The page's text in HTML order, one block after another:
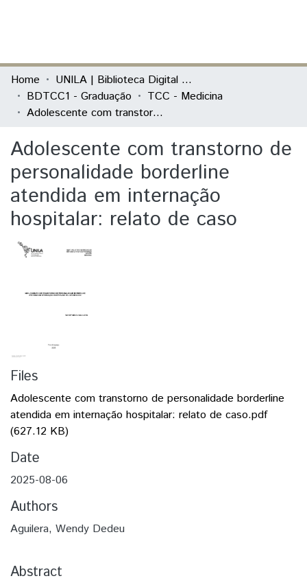
Communities & Collections
All of DSpace
Home
UNILA | Biblioteca Digital de Trabalhos de Conclusão de Curso
BDTCC1 - Graduação
TCC - Medicina
Adolescente com transtorno de personalidade borderline atendida em internação hospitalar: relato de caso
Adolescente com transtorno de
personalidade borderline
atendida em internação
hospitalar: relato de caso
Files
Adolescente com transtorno de personalidade borderline
atendida em internação hospitalar: relato de caso.pdf
(627.12 KB)
Date
2025-08-06
Authors
Aguilera, Wendy Dedeu
Abstract